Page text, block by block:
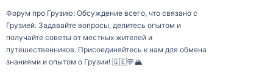
Форум про Грузию: Обсуждение всего, что связано с
Грузией. Задавайте вопросы, делитесь опытом и
получайте советы от местных жителей и
путешественников. Присоединяйтесь к нам для обмена
знаниями и опытом о Грузии! 🇬🇪💬🏔️